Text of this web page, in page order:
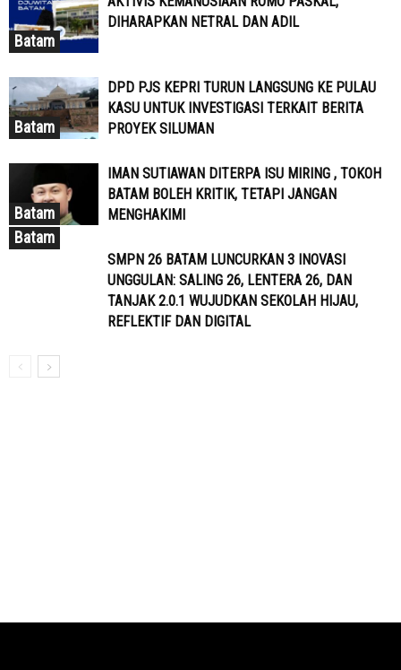
Batam
DIHARAPKAN NETRAL DAN ADIL
Batam
DPD PJS KEPRI TURUN LANGSUNG KE PULAU
KASU UNTUK INVESTIGASI TERKAIT BERITA
PROYEK SILUMAN
Batam
IMAN SUTIAWAN DITERPA ISU MIRING , TOKOH
BATAM BOLEH KRITIK, TETAPI JANGAN
MENGHAKIMI
Batam
SMPN 26 BATAM LUNCURKAN 3 INOVASI
UNGGULAN: SALING 26, LENTERA 26, DAN
TANJAK 2.0.1 WUJUDKAN SEKOLAH HIJAU,
REFLEKTIF DAN DIGITAL